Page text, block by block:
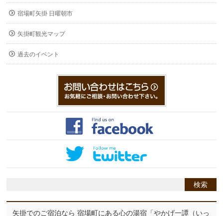
宿場町矢掛 日曜朝市
矢掛町観光マップ
過去のイベント
矢掛でのご宿泊なら 宿場町にある心の湯宿「やかげ一譚（いっ